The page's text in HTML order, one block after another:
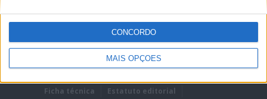
MAIS OPÇÕES
CONCORDO
Ficha técnica Estatuto editorial